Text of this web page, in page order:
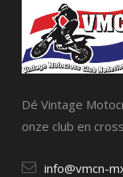
Dé Vintage
onze club en
info@vmcn-